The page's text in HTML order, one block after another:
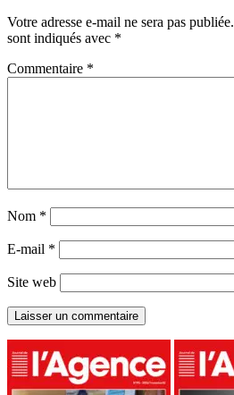
Votre adresse e-mail ne sera pas publiée.
sont indiqués avec *
Commentaire *
Nom *
E-mail *
Site web